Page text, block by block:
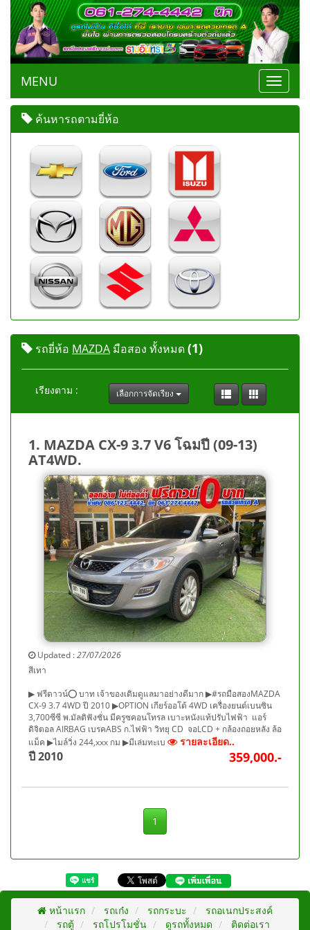
Toggle
MENU
ค้นหารถตามยี่ห้อ
รถยี่ห้อ MAZDA มือสอง ทั้งหมด(1)
เรียงตาม : เลือกการจัดเรียง
1. MAZDA CX-9 3.7 V6 โฉมปี (09-13)
AT4WD.
Updated :27/07/2026
สีเทา
▶ ฟรีดาวน์⭕ บาท เจ้าของเดิมดูแลมาอย่างดีมาก ▶#รถมือสองMAZDA
CX-9 3.7 4WD ปี 2010 ▶OPTION เกียร์ออโต้ 4WD เครื่องยนต์เบนซิน
3,700ซีซี พ.มัลติฟังชั่น มีครูซคอนโทรล เบาะหนังแท้ปรับไฟฟ้า แอร์
ดิจิตอล AIRBAG เบรคABS ก.ไฟฟ้า วิทยุ CD จอLCD + กล้องถอยหลัง ล้อ
แม็ค ▶ไมล์วิ่ง 244,xxx กม ▶มีเล่มทะเบ
รายละเอียด..
ปี 2010 359,000.-
1
หน้าแรก รถเก๋ง รถกระบะ
รถอเนกประสงค์
รถตู้
รถโปรโมชั่น ดูรถทั้งหมด ติดต่อเรา